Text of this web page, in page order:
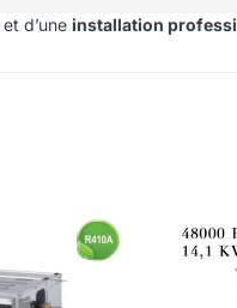
et d’une installation